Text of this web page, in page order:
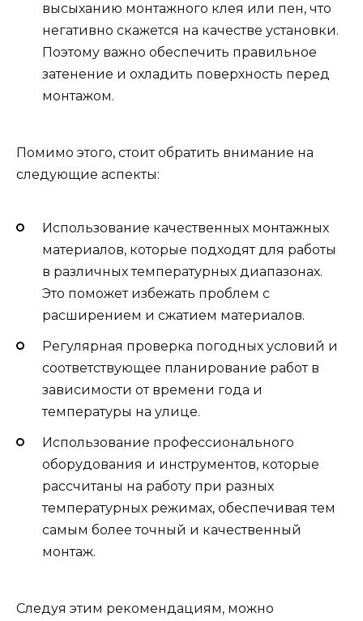
высыханию монтажного клея или пен, что
негативно скажется на качестве установки.
Поэтому важно обеспечить правильное
затенение и охладить поверхность перед
монтажом.
Помимо этого, стоит обратить внимание на
следующие аспекты:
Использование качественных монтажных
материалов, которые подходят для работы
в различных температурных диапазонах.
Это поможет избежать проблем с
расширением и сжатием материалов.
Регулярная проверка погодных условий и
соответствующее планирование работ в
зависимости от времени года и
температуры на улице.
Использование профессионального
оборудования и инструментов, которые
рассчитаны на работу при разных
температурных режимах, обеспечивая тем
самым более точный и качественный
монтаж.
Следуя этим рекомендациям, можно